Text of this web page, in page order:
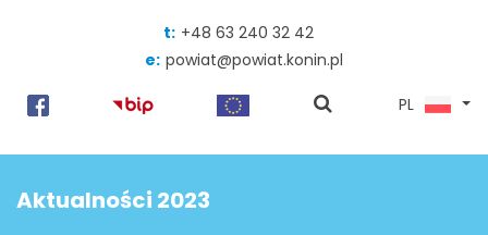
t: +48 63 240 32 42
e: powiat@powiat.konin.pl
pokaż
PL
Aktualności 2023